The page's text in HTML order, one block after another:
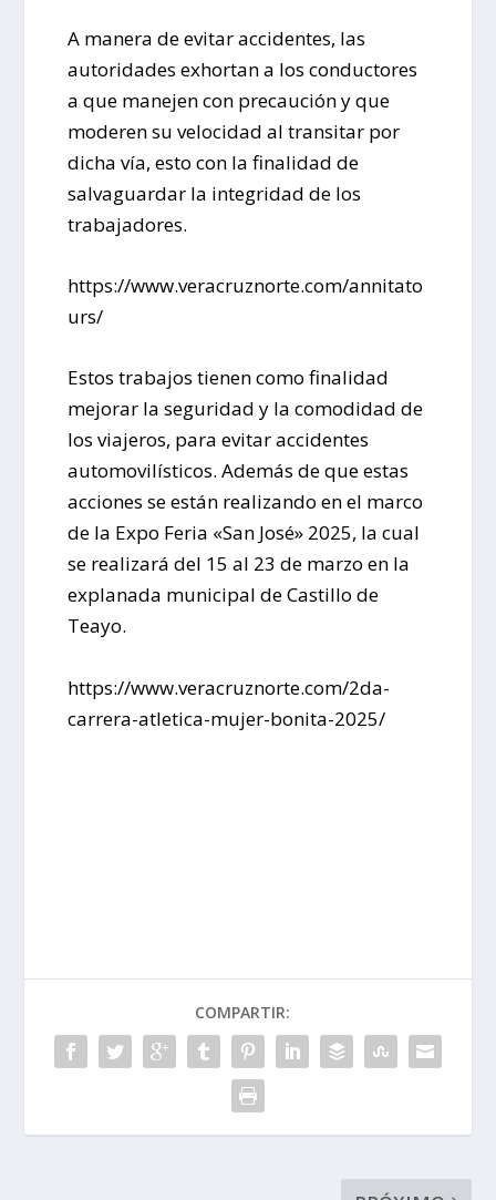
A manera de evitar accidentes, las
autoridades exhortan a los conductores
a que manejen con precaución y que
moderen su velocidad al transitar por
dicha vía, esto con la finalidad de
salvaguardar la integridad de los
trabajadores.
https://www.veracruznorte.com/annitato
urs/
Estos trabajos tienen como finalidad
mejorar la seguridad y la comodidad de
los viajeros, para evitar accidentes
automovilísticos. Además de que estas
acciones se están realizando en el marco
de la Expo Feria «San José» 2025, la cual
se realizará del 15 al 23 de marzo en la
explanada municipal de Castillo de
Teayo.
https://www.veracruznorte.com/2da-
carrera-atletica-mujer-bonita-2025/
COMPARTIR: